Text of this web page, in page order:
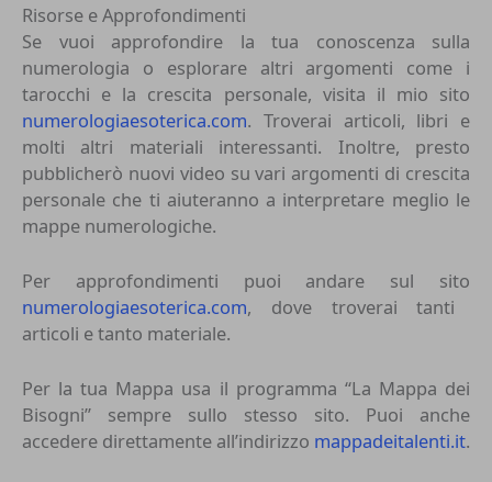
Risorse e Approfondimenti
Se vuoi approfondire la tua conoscenza sulla
numerologia o esplorare altri argomenti come i
tarocchi e la crescita personale, visita il mio sito
numerologiaesoterica.com. Troverai articoli, libri e
molti altri materiali interessanti. Inoltre, presto
pubblicherò nuovi video su vari argomenti di crescita
personale che ti aiuteranno a interpretare meglio le
mappe numerologiche.
Per approfondimenti puoi andare sul sito
numerologiaesoterica.com, dove troverai tanti
articoli e tanto materiale.
Per la tua Mappa usa il programma “La Mappa dei
Bisogni” sempre sullo stesso sito. Puoi anche
accedere direttamente all’indirizzo mappadeitalenti.it.